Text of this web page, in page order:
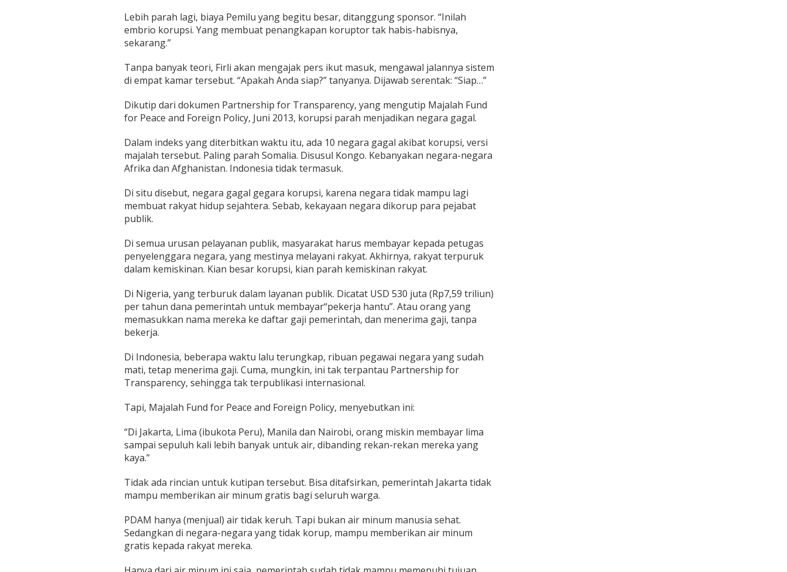
Lebih parah lagi, biaya Pemilu yang begitu besar, ditanggung sponsor. “Inilah
embrio korupsi. Yang membuat penangkapan koruptor tak habis-habisnya,
sekarang.”
Tanpa banyak teori, Firli akan mengajak pers ikut masuk, mengawal jalannya sistem
di empat kamar tersebut. “Apakah Anda siap?” tanyanya. Dijawab serentak: “Siap…”
Dikutip dari dokumen Partnership for Transparency, yang mengutip Majalah Fund
for Peace and Foreign Policy, Juni 2013, korupsi parah menjadikan negara gagal.
Dalam indeks yang diterbitkan waktu itu, ada 10 negara gagal akibat korupsi, versi
majalah tersebut. Paling parah Somalia. Disusul Kongo. Kebanyakan negara-negara
Afrika dan Afghanistan. Indonesia tidak termasuk.
Di situ disebut, negara gagal gegara korupsi, karena negara tidak mampu lagi
membuat rakyat hidup sejahtera. Sebab, kekayaan negara dikorup para pejabat
publik.
Di semua urusan pelayanan publik, masyarakat harus membayar kepada petugas
penyelenggara negara, yang mestinya melayani rakyat. Akhirnya, rakyat terpuruk
dalam kemiskinan. Kian besar korupsi, kian parah kemiskinan rakyat.
Di Nigeria, yang terburuk dalam layanan publik. Dicatat USD 530 juta (Rp7,59 triliun)
per tahun dana pemerintah untuk membayar“pekerja hantu”. Atau orang yang
memasukkan nama mereka ke daftar gaji pemerintah, dan menerima gaji, tanpa
bekerja.
Di Indonesia, beberapa waktu lalu terungkap, ribuan pegawai negara yang sudah
mati, tetap menerima gaji. Cuma, mungkin, ini tak terpantau Partnership for
Transparency, sehingga tak terpublikasi internasional.
Tapi, Majalah Fund for Peace and Foreign Policy, menyebutkan ini:
“Di Jakarta, Lima (ibukota Peru), Manila dan Nairobi, orang miskin membayar lima
sampai sepuluh kali lebih banyak untuk air, dibanding rekan-rekan mereka yang
kaya.”
Tidak ada rincian untuk kutipan tersebut. Bisa ditafsirkan, pemerintah Jakarta tidak
mampu memberikan air minum gratis bagi seluruh warga.
PDAM hanya (menjual) air tidak keruh. Tapi bukan air minum manusia sehat.
Sedangkan di negara-negara yang tidak korup, mampu memberikan air minum
gratis kepada rakyat mereka.